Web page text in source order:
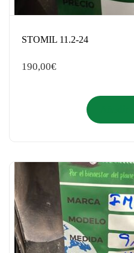
STOMIL 11.2-24
190,00€